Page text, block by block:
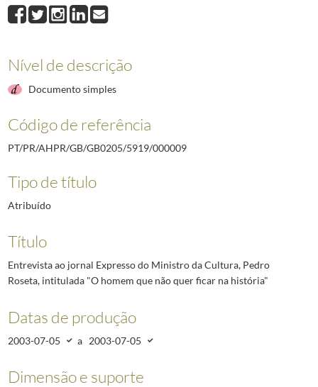
000009Entrevista ao jornal Expresso do Ministro da Cultura, Pedro
000010Índice dos documentos constantes na pasta
Nível de descrição
Documento simples
Código de referência
PT/PR/AHPR/GB/GB0205/5919/000009
Tipo de título
Atribuído
Título
Entrevista ao jornal Expresso do Ministro da Cultura, Pedro
Roseta, intitulada "O homem que não quer ficar na história"
Datas de produção
2003-07-05 a 2003-07-05
Dimensão e suporte